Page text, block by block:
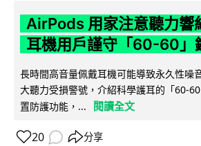
AirPods 用家注意聽力響
耳機用戶謹守「60-60」
長時間高音量佩戴耳機可能導致永久性噪
大聽力受損警號，介紹科學護耳的「60-
置防護功能，...
閱讀全文
20 分享